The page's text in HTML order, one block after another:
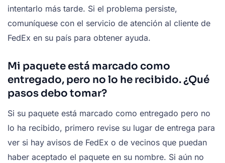
intentarlo más tarde. Si el problema persiste,
comuníquese con el servicio de atención al cliente de
FedEx en su país para obtener ayuda.
Mi paquete está marcado como
entregado, pero no lo he recibido. ¿Qué
pasos debo tomar?
Si su paquete está marcado como entregado pero no
lo ha recibido, primero revise su lugar de entrega para
ver si hay avisos de FedEx o de vecinos que puedan
haber aceptado el paquete en su nombre. Si aún no